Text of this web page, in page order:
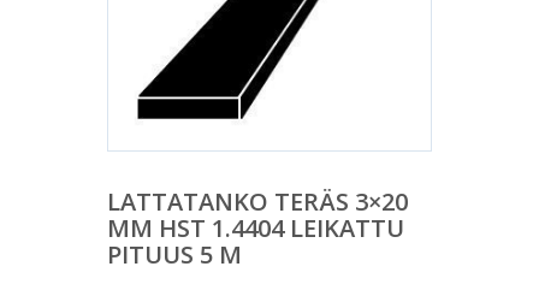
LATTATANKO TERÄS 3×20
MM HST 1.4404 LEIKATTU
PITUUS 5 M